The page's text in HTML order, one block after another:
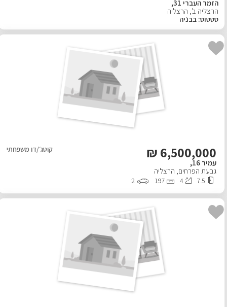
פרויקטים חדשים
נדל"ן בחו"ל חדש
פרסום ליועצי נדל״ן
כתבות
צור קשר
אודות
הזמר העברי 31,
הרצליה ב', הרצליה
סטטוס: בבניה
6,500,000
₪ קוטג׳/דו משפחתי
עמיר 16,
גבעת הפרחים, הרצליה
7.5
4
197
2